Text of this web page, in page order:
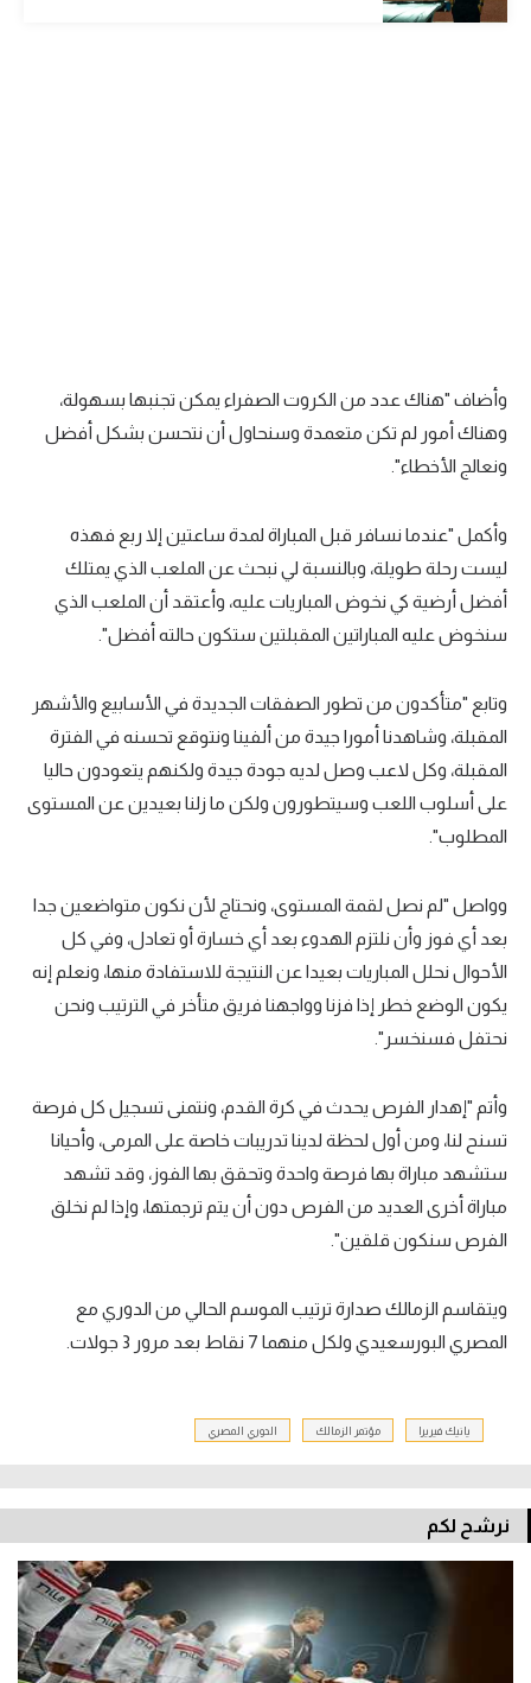
تحقيق في الجول
وأضاف "هناك عدد من الكروت الصفراء يمكن تجنبها بسهولة،
وهناك أمور لم تكن متعمدة وسنحاول أن نتحسن بشكل أفضل
ونعالج الأخطاء".
وأكمل "عندما نسافر قبل المباراة لمدة ساعتين إلا ربع فهذه
ليست رحلة طويلة، وبالنسبة لي نبحث عن الملعب الذي يمتلك
أفضل أرضية كي نخوض المباريات عليه، وأعتقد أن الملعب الذي
سنخوض عليه المباراتين المقبلتين ستكون حالته أفضل".
وتابع "متأكدون من تطور الصفقات الجديدة في الأسابيع والأشهر
المقبلة، وشاهدنا أمورا جيدة من ألفينا ونتوقع تحسنه في الفترة
المقبلة، وكل لاعب وصل لديه جودة جيدة ولكنهم يتعودون حاليا
على أسلوب اللعب وسيتطورون ولكن ما زلنا بعيدين عن المستوى
المطلوب".
وواصل "لم نصل لقمة المستوى، ونحتاج لأن نكون متواضعين جدا
بعد أي فوز وأن نلتزم الهدوء بعد أي خسارة أو تعادل، وفي كل
الأحوال نحلل المباريات بعيدا عن النتيجة للاستفادة منها، ونعلم إنه
يكون الوضع خطر إذا فزنا وواجهنا فريق متأخر في الترتيب ونحن
نحتفل فسنخسر".
وأتم "إهدار الفرص يحدث في كرة القدم، ونتمنى تسجيل كل فرصة
تسنح لنا، ومن أول لحظة لدينا تدريبات خاصة على المرمى، وأحيانا
ستشهد مباراة بها فرصة واحدة وتحقق بها الفوز، وقد تشهد
مباراة أخرى العديد من الفرص دون أن يتم ترجمتها، وإذا لم نخلق
الفرص سنكون قلقين".
ويتقاسم الزمالك صدارة ترتيب الموسم الحالي من الدوري مع
المصري البورسعيدي ولكل منهما 7 نقاط بعد مرور 3 جولات.
يانيك فيريرا مؤتمر الزمالك الدوري المصري
نرشح لكم